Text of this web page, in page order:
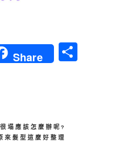
Share
塌應該怎麼辦呢?
來髮型這麼好整理